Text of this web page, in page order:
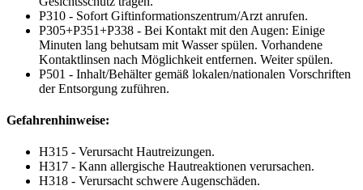
P310 - Sofort Giftinformationszentrum/Arzt anrufen.
P305+P351+P338 - Bei Kontakt mit den Augen: Einige
Minuten lang behutsam mit Wasser spülen. Vorhandene
Kontaktlinsen nach Möglichkeit entfernen. Weiter spülen.
P501 - Inhalt/Behälter gemäß lokalen/nationalen Vorschriften
der Entsorgung zuführen.
Gefahrenhinweise:
H315 - Verursacht Hautreizungen.
H317 - Kann allergische Hautreaktionen verursachen.
H318 - Verursacht schwere Augenschäden.